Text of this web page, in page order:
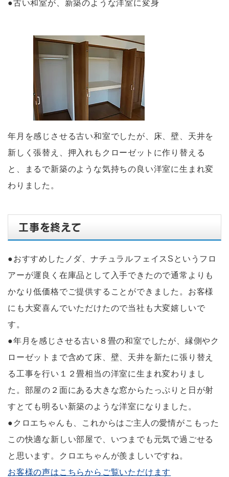
●古い和室が、新築のような洋室に変身
年月を感じさせる古い和室でしたが、床、壁、天井を
新しく張替え、押入れもクローゼットに作り替える
と、まるで新築のような気持ちの良い洋室に生まれ変
わりました。
工事を終えて
●おすすめしたノダ、ナチュラルフェイスSというフロ
アーが運良く在庫品として入手できたので通常よりも
かなり低価格でご提供することができました。お客様
にも大変喜んでいただけたので当社も大変嬉しいで
す。
●年月を感じさせる古い８畳の和室でしたが、縁側やク
ローゼットまで含めて床、壁、天井を新たに張り替え
る工事を行い１２畳相当の洋室に生まれ変わりまし
た。部屋の２面にある大きな窓からたっぷりと日が射
すとても明るい新築のような洋室になりました。
●クロエちゃんも、これからはご主人の愛情がこもった
この快適な新しい部屋で、いつまでも元気で過ごせる
と思います。クロエちゃんが羨ましいですね。
お客様の声はこちらからご覧いただけます